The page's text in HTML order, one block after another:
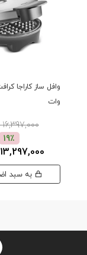
وات
16,397,000 تومان
19٪
13,297,000 تومان